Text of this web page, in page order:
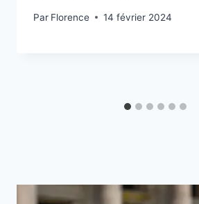
Par Florence 14 février 2024